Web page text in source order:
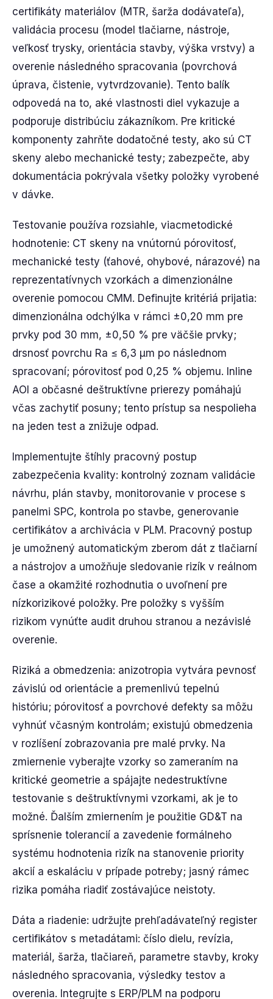
certifikáty materiálov (MTR, šarža dodávateľa),
validácia procesu (model tlačiarne, nástroje,
veľkosť trysky, orientácia stavby, výška vrstvy) a
overenie následného spracovania (povrchová
úprava, čistenie, vytvrdzovanie). Tento balík
odpovedá na to, aké vlastnosti diel vykazuje a
podporuje distribúciu zákazníkom. Pre kritické
komponenty zahrňte dodatočné testy, ako sú CT
skeny alebo mechanické testy; zabezpečte, aby
dokumentácia pokrývala všetky položky vyrobené
v dávke.
Testovanie používa rozsiahle, viacmetodické
hodnotenie: CT skeny na vnútornú pórovitosť,
mechanické testy (ťahové, ohybové, nárazové) na
reprezentatívnych vzorkách a dimenzionálne
overenie pomocou CMM. Definujte kritériá prijatia:
dimenzionálna odchýlka v rámci ±0,20 mm pre
prvky pod 30 mm, ±0,50 % pre väčšie prvky;
drsnosť povrchu Ra ≤ 6,3 μm po následnom
spracovaní; pórovitosť pod 0,25 % objemu. Inline
AOI a občasné deštruktívne prierezy pomáhajú
včas zachytiť posuny; tento prístup sa nespolieha
na jeden test a znižuje odpad.
Implementujte štíhly pracovný postup
zabezpečenia kvality: kontrolný zoznam validácie
návrhu, plán stavby, monitorovanie v procese s
panelmi SPC, kontrola po stavbe, generovanie
certifikátov a archivácia v PLM. Pracovný postup
je umožnený automatickým zberom dát z tlačiarní
a nástrojov a umožňuje sledovanie rizík v reálnom
čase a okamžité rozhodnutia o uvoľnení pre
nízkorizikové položky. Pre položky s vyšším
rizikom vynúťte audit druhou stranou a nezávislé
overenie.
Riziká a obmedzenia: anizotropia vytvára pevnosť
závislú od orientácie a premenlivú tepelnú
históriu; pórovitosť a povrchové defekty sa môžu
vyhnúť včasným kontrolám; existujú obmedzenia
v rozlíšení zobrazovania pre malé prvky. Na
zmiernenie vyberajte vzorky so zameraním na
kritické geometrie a spájajte nedestruktívne
testovanie s deštruktívnymi vzorkami, ak je to
možné. Ďalším zmiernením je použitie GD&T na
sprísnenie tolerancií a zavedenie formálneho
systému hodnotenia rizík na stanovenie priority
akcií a eskaláciu v prípade potreby; jasný rámec
rizika pomáha riadiť zostávajúce neistoty.
Dáta a riadenie: udržujte prehľadávateľný register
certifikátov s metadátami: číslo dielu, revízia,
materiál, šarža, tlačiareň, parametre stavby, kroky
následného spracovania, výsledky testov a
overenia. Integrujte s ERP/PLM na podporu